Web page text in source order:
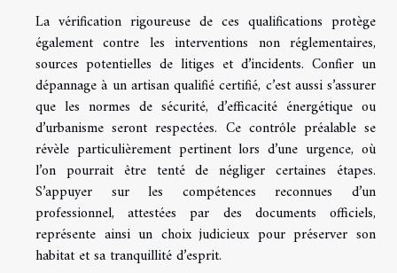
La vérification rigoureuse de ces qualifications protège
également contre les interventions non réglementaires,
sources potentielles de litiges et d’incidents. Confier un
dépannage à un artisan qualifié certifié, c’est aussi s’assurer
que les normes de sécurité, d’efficacité énergétique ou
d’urbanisme seront respectées. Ce contrôle préalable se
révèle particulièrement pertinent lors d’une urgence, où
l’on pourrait être tenté de négliger certaines étapes.
S’appuyer sur les compétences reconnues d’un
professionnel, attestées par des documents officiels,
représente ainsi un choix judicieux pour préserver son
habitat et sa tranquillité d’esprit.